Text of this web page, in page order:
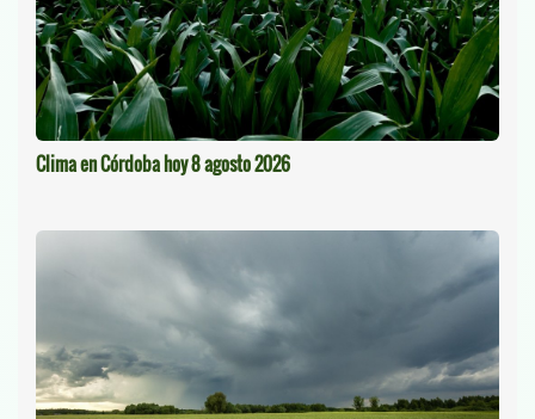
Clima en Córdoba hoy 8 agosto 2026